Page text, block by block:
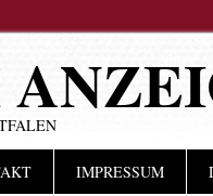
IMPRESSUM